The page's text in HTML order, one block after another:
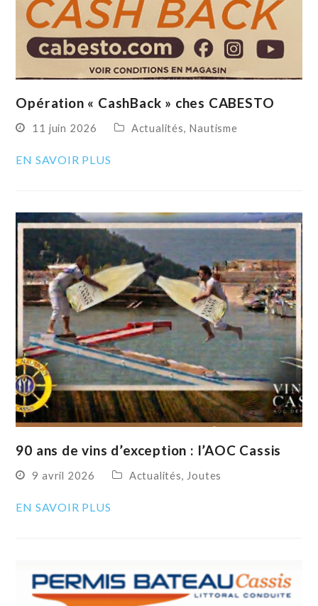
Opération « CashBack » ches CABESTO
11 juin 2026 Actualités, Nautisme
EN SAVOIR PLUS
90 ans de vins d’exception : l’AOC Cassis
9 avril 2026 Actualités, Joutes
EN SAVOIR PLUS